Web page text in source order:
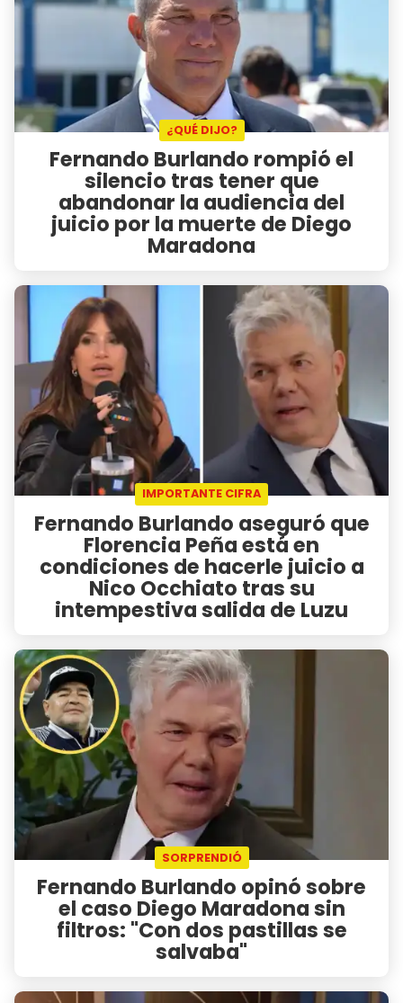
¿QUÉ DIJO?
Fernando Burlando rompió el
silencio tras tener que
abandonar la audiencia del
juicio por la muerte de Diego
Maradona
IMPORTANTE CIFRA
Fernando Burlando aseguró que
Florencia Peña está en
condiciones de hacerle juicio a
Nico Occhiato tras su
intempestiva salida de Luzu
SORPRENDIÓ
Fernando Burlando opinó sobre
el caso Diego Maradona sin
filtros: "Con dos pastillas se
salvaba"